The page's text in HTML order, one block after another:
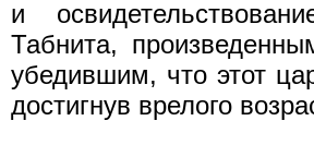
и
Табнита,
убедившим, что этот
достигнув врелого